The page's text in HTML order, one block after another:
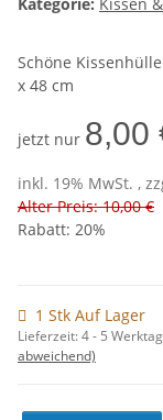
Schöne
x 48 cm
jetzt nur 8,00
inkl. 19% MwSt. ,
Alter Preis: 10,00 €
Rabatt: 20%
1 Stk Auf Lager
Lieferzeit:4 - 5
abweichend)